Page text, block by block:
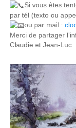
Si vous êtes
par tél (texto ou
ou par mail :
Merci de partager
Claudie et Jean-Luc